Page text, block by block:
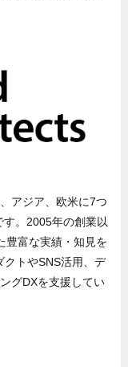
アジア、欧米に7つ
。2005年の創業以
豊富な実績・知見を
クトやSNS活用、デ
グDXを支援してい